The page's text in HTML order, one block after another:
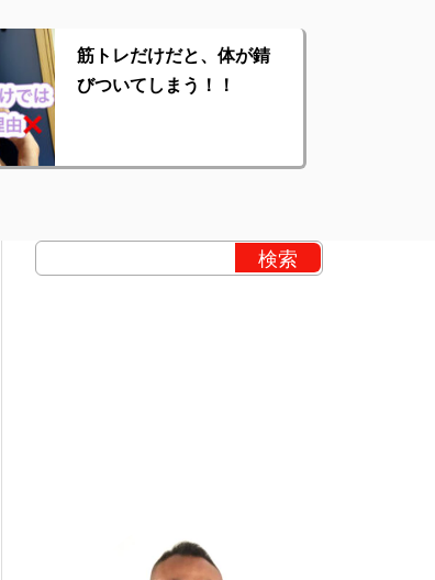
筋トレだけだと、体が錆
びついてしまう！！